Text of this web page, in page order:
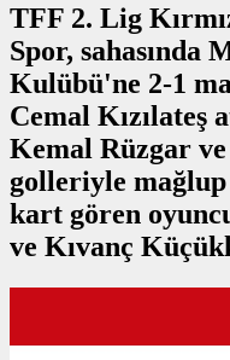
TFF 2. Lig
Spor, sahasında
Kulübü'ne 2-1
Cemal Kızılateş
Kemal Rüzgar
golleriyle mağlup
kart gören
ve Kıvanç